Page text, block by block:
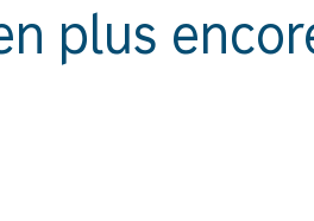
plus